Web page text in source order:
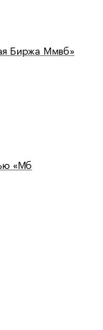
Биржа Ммвб»
«Мб